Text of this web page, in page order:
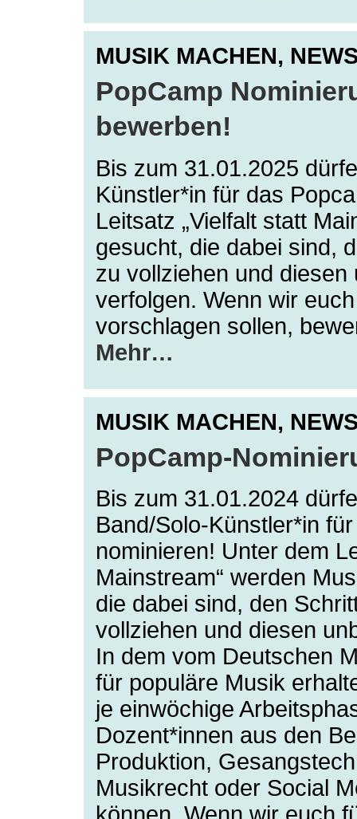
MUSIK MACHEN,
PopCamp
bewerben!
Bis zum 31.01.2025
Künstler*in für das
Leitsatz „Vielfalt statt
gesucht, die dabei sind,
zu vollziehen und
verfolgen. Wenn wir
vorschlagen sollen,
Mehr…
MUSIK MACHEN,
PopCamp-
Bis zum 31.01.2024
Band/Solo-Künstler*in
nominieren! Unter dem
Mainstream“ werden
die dabei sind, den
vollziehen und diesen
In dem vom Deutschen
für populäre Musik
je einwöchige
Dozent*innen aus den
Produktion,
Musikrecht oder Social